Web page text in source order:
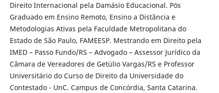
Direito Internacional pela Damásio Educacional. Pós
Graduado em Ensino Remoto, Ensino a Distância e
Metodologias Ativas pela Faculdade Metropolitana do
Estado de São Paulo, FAMEESP. Mestrando em Direito pela
IMED – Passo Fundo/RS – Advogado – Assessor Jurídico da
Câmara de Vereadores de Getúlio Vargas/RS e Professor
Universitário do Curso de Direito da Universidade do
Contestado - UnC. Campus de Concórdia, Santa Catarina.